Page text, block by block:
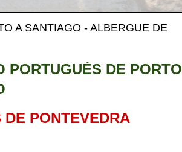
A SANTIAGO - ALBERGUE DE
PORTUGUÉS DE PORTO
PONTEVEDRA